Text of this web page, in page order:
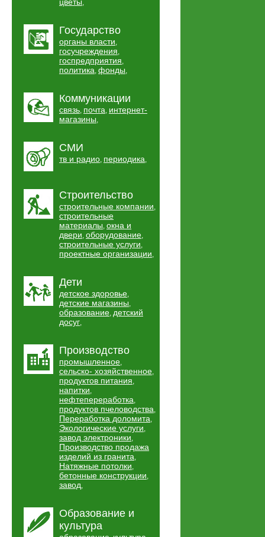
,
Государство
органы власти,
госучреждения,
госпредприятия,
политика, фонды,
Коммуникации
связь, почта, интернет-
магазины,
СМИ
тв и радио, периодика,
Строительство
строительные компании,
строительные
материалы, окна и
двери, оборудование,
строительные услуги,
проектные организации,
Дети
детское здоровье,
детские магазины,
образование, детский
досуг,
Производство
промышленное,
сельско- хозяйственное,
продуктов питания,
напитки,
нефтепереработка,
продуктов пчеловодства,
Переработка доломита,
Экологические услуги,
завод электроники,
Производство продажа
изделий из гранита,
Натяжные потолки,
бетонные конструкции,
завод,
Образование и
культура